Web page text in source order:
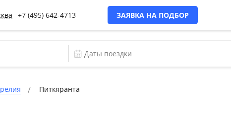
+7 (495) 642-4713 ЗАЯВКА НА ПОДБОР
Питкяранта